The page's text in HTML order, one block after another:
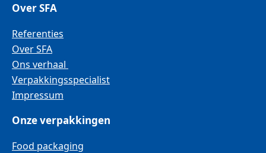
Over SFA
Referenties
Over SFA
Ons verhaal
Verpakkingsspecialist
Impressum
Onze verpakkingen
Food packaging